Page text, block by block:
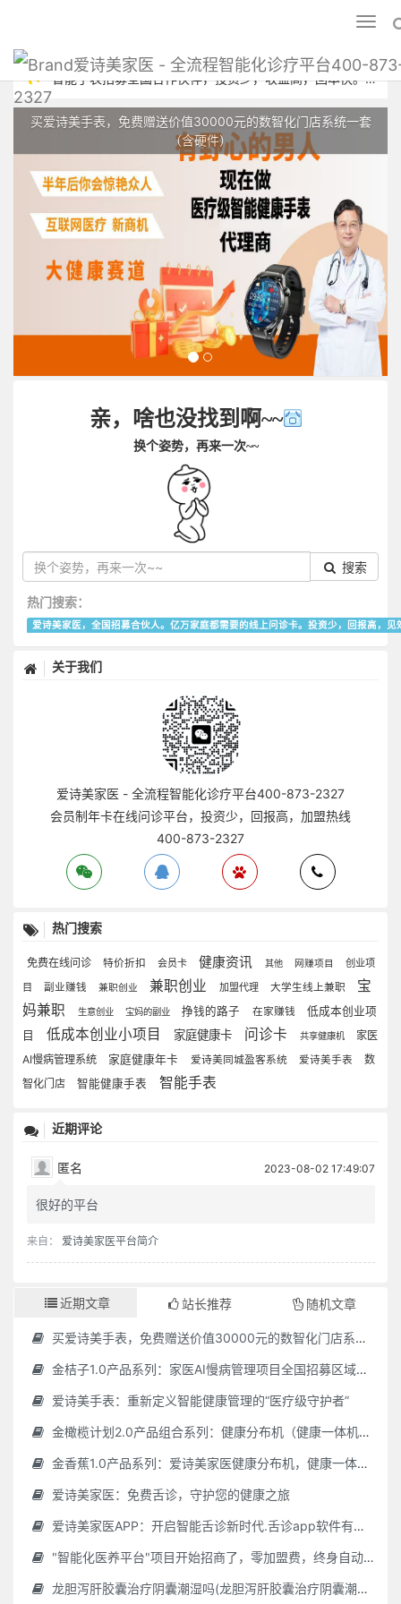
爱诗美家医 - 全流程智能化诊疗平台400-
2327
智能手表招募全国合作伙伴，投资少，收益高，回本快。爱诗美家医
买爱诗美手表，免费赠送价值30000元的数智化门店系统一套
（含硬件）
亲，啥也没找到啊~~
换个姿势，再来一次~~
搜索
热门搜索：
爱诗美家医，全国招募合伙人。亿万家庭都需要的线上问诊卡。投资少，回报高，见
关于我们
爱诗美家医 - 全流程智能化诊疗平台400-873-2327
会员制年卡在线问诊平台，投资少，回报高，加盟热线
400-873-2327
热门搜索
免费在线问诊 特价折扣 会员卡 健康资讯 其他 网赚项目
创业项
目
副业赚钱 兼职创业 兼职创业 加盟代理 大学生线上兼职
宝
妈兼职
生意创业 宝妈的副业 挣钱的路子 在家赚钱
低成本创业项
目
低成本创业小项目 家庭健康卡 问诊卡 共享健康机
家医
AI慢病管理系统
家庭健康年卡 爱诗美同城盈客系统 爱诗美手表
数
智化门店
智能健康手表 智能手表
近期评论
匿名 2023-08-02 17:49:07
很好的平台
来自： 爱诗美家医平台简介
近期文章 站长推荐 随机文章
买爱诗美手表，免费赠送价值30000元的数智化门店系统一套（含硬件）
金桔子1.0产品系列：家医AI慢病管理项目全国招募区域合伙人，低投入，高回报，长收益
爱诗美手表：重新定义智能健康管理的“医疗级守护者”
金橄榄计划2.0产品组合系列：健康分布机（健康一体机）+慢病管理系统，可落地在健康小屋，社区服务中心等等
金香蕉1.0产品系列：爱诗美家医健康分布机，健康一体机，社区服务中心，药店，健康小屋都需要
爱诗美家医：免费舌诊，守护您的健康之旅
爱诗美家医APP：开启智能舌诊新时代.舌诊app软件有哪些 好用的舌诊app大全
"智能化医养平台"项目开始招商了，零加盟费，终身自动赚钱
龙胆泻肝胶囊治疗阴囊潮湿吗(龙胆泻肝胶囊治疗阴囊潮湿吗怎么服用)